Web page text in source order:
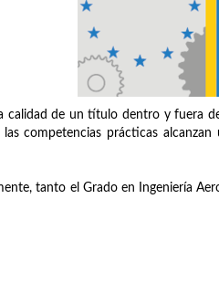
calidad de un título dentro y fuera
competencias prácticas
tanto el Grado en Ingeniería